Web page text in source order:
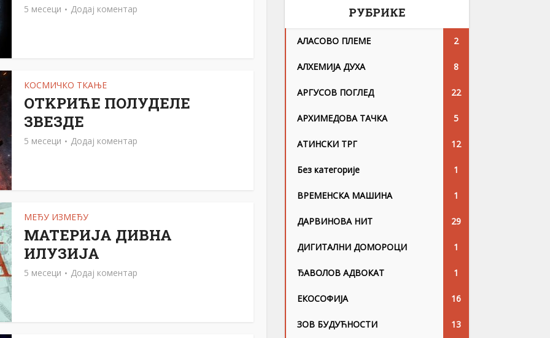
5 месеци Додај коментар
КОСМИЧКО ТКАЊЕ
ОТKРИЋЕ ПОЛУДЕЛЕ
ЗВЕЗДЕ
5 месеци Додај коментар
МЕЂУ ИЗМЕЂУ
МАТЕРИЈА ДИВНА
ИЛУЗИЈА
5 месеци Додај коментар
РУБРИКЕ
АЛАСОВО ПЛЕМЕ 2
АЛХЕМИЈА ДУХА 8
АРГУСОВ ПОГЛЕД 22
АРХИМЕДОВА ТАЧКА 5
АТИНСКИ ТРГ 12
Без категорије 1
ВРЕМЕНСКА МАШИНА 1
ДАРВИНОВА НИТ 29
ДИГИТАЛНИ ДОМОРОЦИ 1
ЂАВОЛОВ АДВОКАТ 1
ЕКОСОФИЈА 16
ЗОВ БУДУЋНОСТИ 13